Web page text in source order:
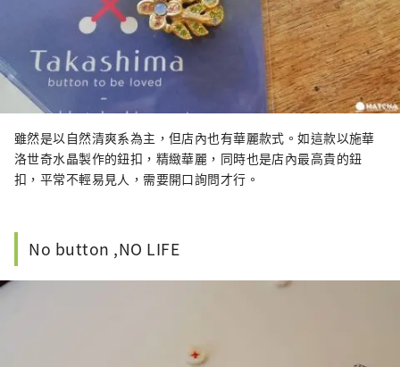
雖然是以自然清爽系為主，但店內也有華麗款式。如這款以施華
洛世奇水晶製作的鈕扣，精緻華麗，同時也是店內最高貴的鈕
扣，平常不輕易見人，需要開口詢問才行。
No button ,NO LIFE